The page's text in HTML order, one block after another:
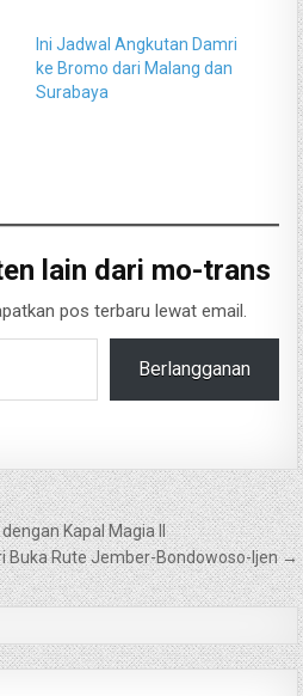
Ini Jadwal Angkutan Damri
ke Bromo dari Malang dan
Surabaya
lain dari mo-trans
pos terbaru lewat email.
Berlangganan
Kapal Magia II
Buka Rute Jember-Bondowoso-Ijen →